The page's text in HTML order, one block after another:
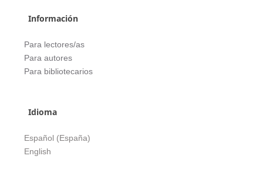
Información
Para lectores/as
Para autores
Para bibliotecarios
Idioma
Español (España)
English